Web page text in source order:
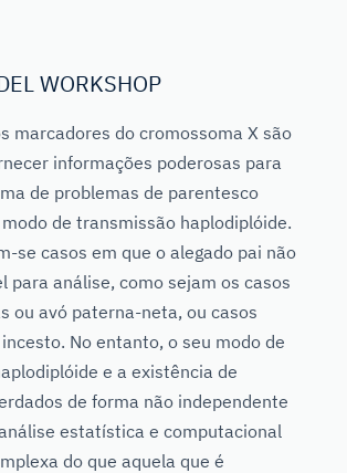
WORKSHOP
marcadores do cromossoma X são
informações poderosas para
de problemas de parentesco
de transmissão haplodiplóide.
se casos em que o alegado pai não
para análise, como sejam os casos
ou avó paterna-neta, ou casos
No entanto, o seu modo de
e a existência de
de forma não independente
estatística e computacional
do que aquela que é